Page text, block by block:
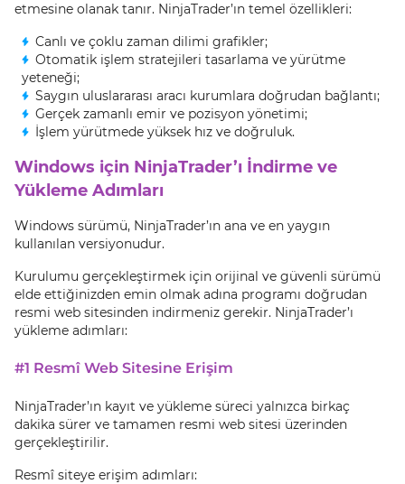
etmesine olanak tanır. NinjaTrader’ın temel özellikleri:
Canlı ve çoklu zaman dilimi grafikler;
Otomatik işlem stratejileri tasarlama ve yürütme
yeteneği;
Saygın uluslararası aracı kurumlara doğrudan bağlantı;
Gerçek zamanlı emir ve pozisyon yönetimi;
İşlem yürütmede yüksek hız ve doğruluk.
Windows için NinjaTrader’ı İndirme ve
Yükleme Adımları
Windows sürümü, NinjaTrader’ın ana ve en yaygın
kullanılan versiyonudur.
Kurulumu gerçekleştirmek için orijinal ve güvenli sürümü
elde ettiğinizden emin olmak adına programı doğrudan
resmi web sitesinden indirmeniz gerekir. NinjaTrader’ı
yükleme adımları:
#1 Resmî Web Sitesine Erişim
NinjaTrader’ın kayıt ve yükleme süreci yalnızca birkaç
dakika sürer ve tamamen resmi web sitesi üzerinden
gerçekleştirilir.
Resmî siteye erişim adımları: